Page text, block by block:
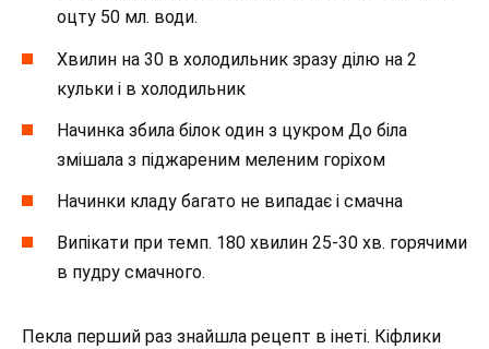
оцту 50 мл. води.
Хвилин на 30 в холодильник зразу ділю на 2
кульки і в холодильник
Начинка збила білок один з цукром До біла
змішала з піджареним меленим горіхом
Начинки кладу багато не випадає і смачна
Випікати при темп. 180 хвилин 25-30 хв. горячими
в пудру смачного.
Пекла перший раз знайшла рецепт в інеті. Кіфлики